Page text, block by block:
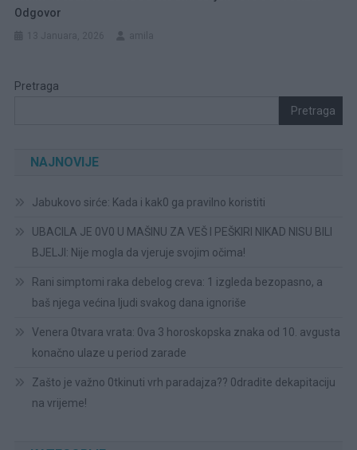
Odgovor
Pretraga
Pretraga
NAJNOVIJE
Jabukovo sirće: Kada i kak0 ga pravilno koristiti
UBACILA JE 0V0 U MAŠINU ZA VEŠ I PEŠKIRI NIKAD NISU BILI
BJELJI: Nije mogla da vjeruje svojim očima!
Rani simptomi raka debelog creva: 1 izgleda bezopasno, a
baš njega većina ljudi svakog dana ignoriše
Venera 0tvara vrata: 0va 3 horoskopska znaka od 10. avgusta
konačno ulaze u period zarade
Zašto je važno 0tkinuti vrh paradajza?? 0dradite dekapitaciju
na vrijeme!